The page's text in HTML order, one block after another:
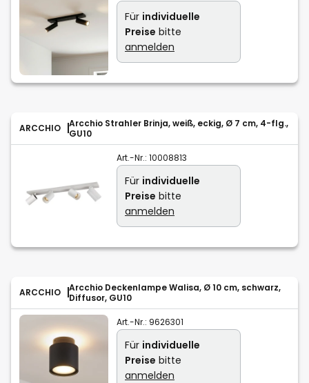
Für individuelle
Preise bitte
anmelden
ARCCHIO
Arcchio Strahler Brinja, weiß, eckig, Ø 7 cm, 4-flg.,
GU10
Art.-Nr.: 10008813
Für individuelle
Preise bitte
anmelden
ARCCHIO
Arcchio Deckenlampe Walisa, Ø 10 cm, schwarz,
Diffusor, GU10
Art.-Nr.: 9626301
Für individuelle
Preise bitte
anmelden